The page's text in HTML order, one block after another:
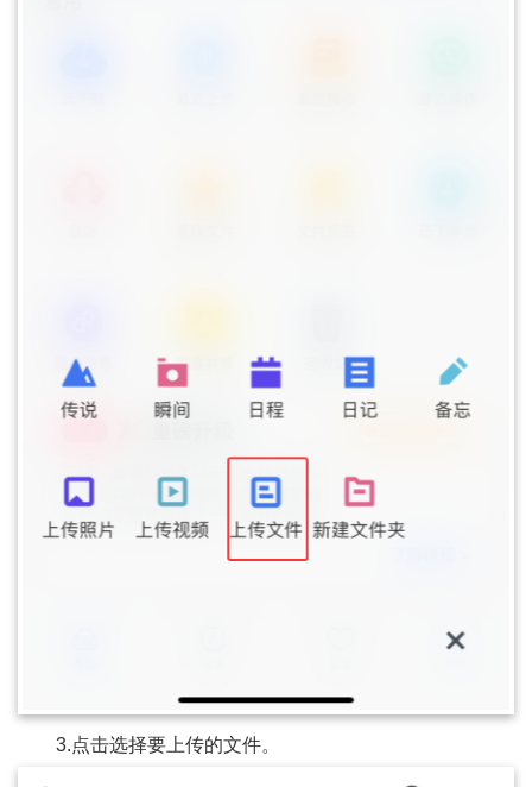
3.点击选择要上传的文件。